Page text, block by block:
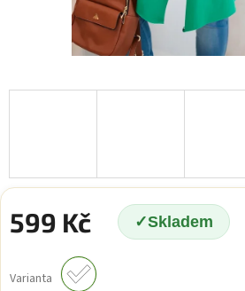
599 Kč Skladem
cena:
Varianta